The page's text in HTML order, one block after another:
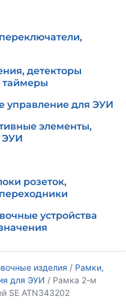
детекторы
таймеры
управление для ЭУИ
элементы,
ЭУИ
розеток,
устройства
изделия / Рамки,
для ЭУИ / Рамка 2-м
SE ATN343202